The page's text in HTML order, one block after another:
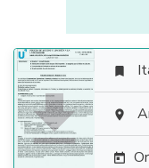



